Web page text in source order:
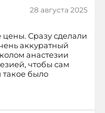
28 августа 2025
Сразу сделали
аккуратный
анастезии
чтобы сам
было